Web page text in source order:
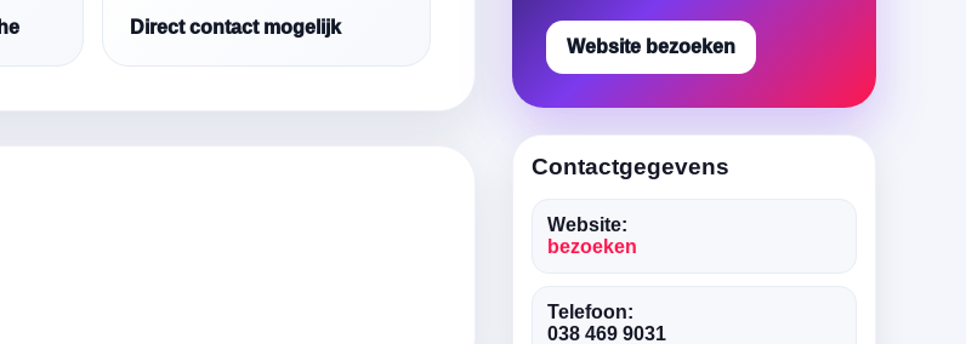
Direct contact mogelijk
Website bezoeken
Contactgegevens
Website:
bezoeken
Telefoon:
038 469 9031